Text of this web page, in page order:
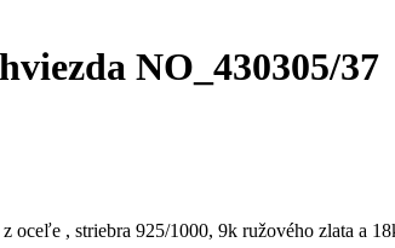
NO_430305/37
oceľe , striebra 925/1000, 9k ružového zlata a